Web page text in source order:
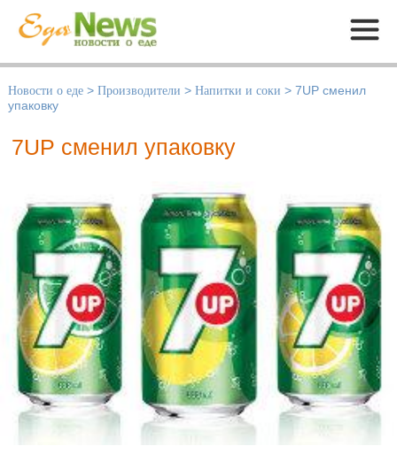
Меню
Новости о еде > Производители > Напитки и соки > 7UP сменил
упаковку
7UP сменил упаковку